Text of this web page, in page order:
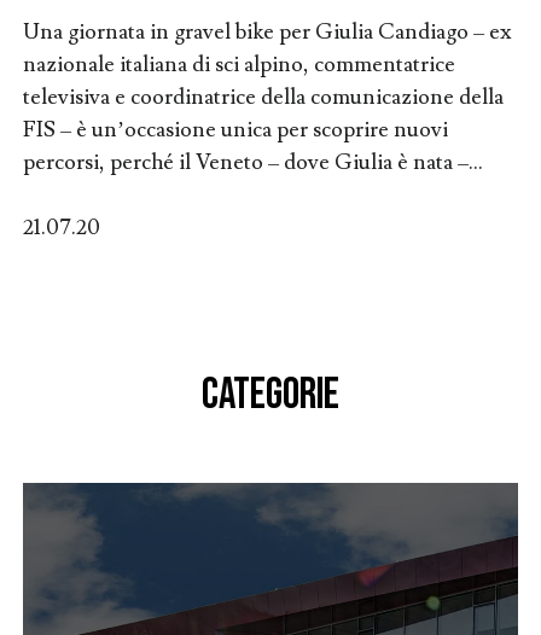
Una giornata in gravel bike per Giulia Candiago – ex
nazionale italiana di sci alpino, commentatrice
televisiva e coordinatrice della comunicazione della
FIS – è un’occasione unica per scoprire nuovi
percorsi, perché il Veneto – dove Giulia è nata –...
21.07.20
CATEGORIE